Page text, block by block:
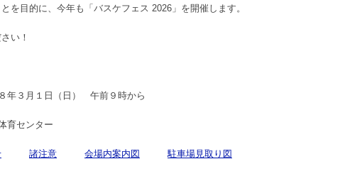
を目的に、今年も「バスケフェス 2026」を開催します。
い！
月１日（日） 午前９時から
センター
諸注意 会場内案内図 駐車場見取り図